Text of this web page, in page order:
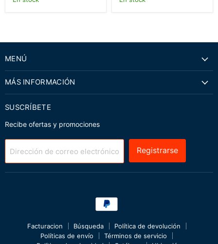
MENÚ
MÁS INFORMACIÓN
SUSCRÍBETE
Recibe ofertas y promociones
Dirección de correo electrónico Registrarse
Facturacion Búsqueda
Política de devolución
Políticas de envío
Términos de servicio